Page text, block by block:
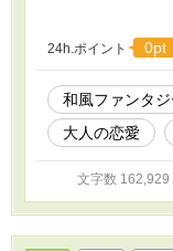
ょ
と
家
24h.ポイント 0pt
和風ファンタジ
大人の恋愛
文字数 162,929